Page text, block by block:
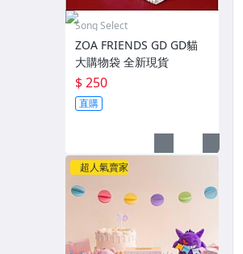
Song Select
ZOA FRIENDS GD GD貓
大購物袋 全新現貨
$ 250
直購
超人氣賣家